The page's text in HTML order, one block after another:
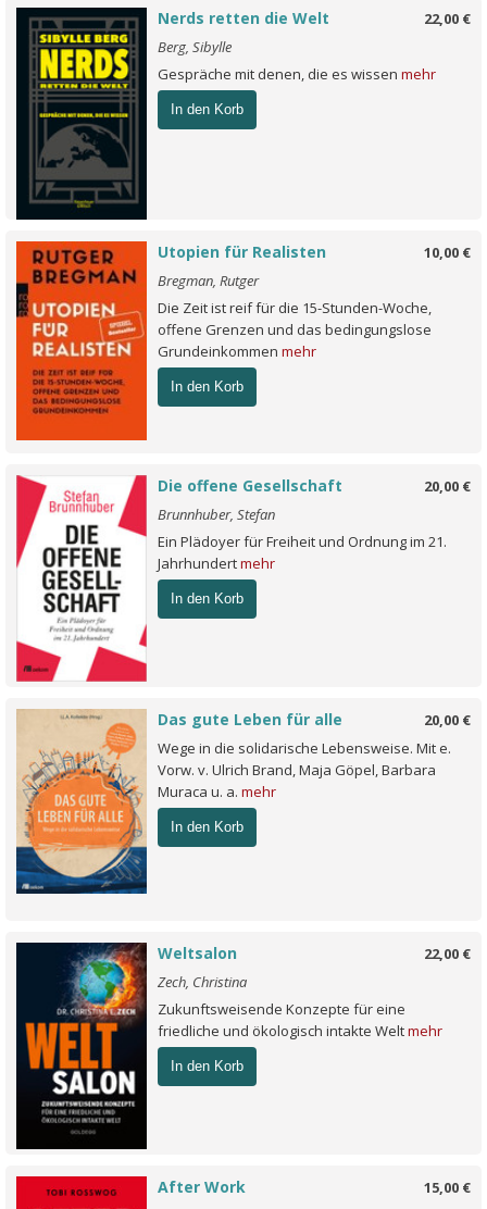
22,00 €
Nerds retten die Welt
Berg, Sibylle
Gespräche mit denen, die es wissen mehr
In den Korb
10,00 €
Utopien für Realisten
Bregman, Rutger
Die Zeit ist reif für die 15-Stunden-Woche,
offene Grenzen und das bedingungslose
Grundeinkommen mehr
In den Korb
20,00 €
Die offene Gesellschaft
Brunnhuber, Stefan
Ein Plädoyer für Freiheit und Ordnung im 21.
Jahrhundertmehr
In den Korb
20,00 €
Das gute Leben für alle
Wege in die solidarische Lebensweise. Mit e.
Vorw. v. Ulrich Brand, Maja Göpel, Barbara
Muraca u. a. mehr
In den Korb
22,00 €
Weltsalon
Zech, Christina
Zukunftsweisende Konzepte für eine
friedliche und ökologisch intakte Weltmehr
In den Korb
15,00 €
After Work